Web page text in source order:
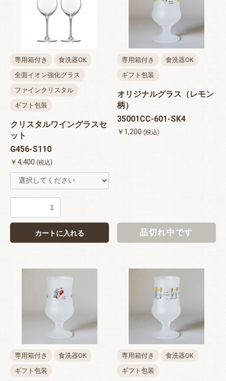
専用箱付き
食洗器OK
全面イオン強化グラス
ファインクリスタル
ギフト包装
クリスタルワイングラスセ
ット
G456-S110
￥4,400 (税込)
カートに入れる
専用箱付き
食洗器OK
ギフト包装
オリジナルグラス（レモン
柄）
35001CC-601-SK4
￥1,200 (税込)
品切れ中です
専用箱付き
食洗器OK
ギフト包装
専用箱付き
食洗器OK
ギフト包装